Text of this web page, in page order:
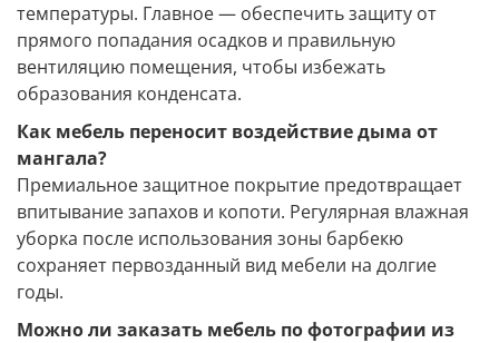
температуры. Главное — обеспечить защиту от
прямого попадания осадков и правильную
вентиляцию помещения, чтобы избежать
образования конденсата.
Как мебель переносит воздействие дыма от
мангала?
Премиальное защитное покрытие предотвращает
впитывание запахов и копоти. Регулярная влажная
уборка после использования зоны барбекю
сохраняет первозданный вид мебели на долгие
годы.
Можно ли заказать мебель по фотографии из